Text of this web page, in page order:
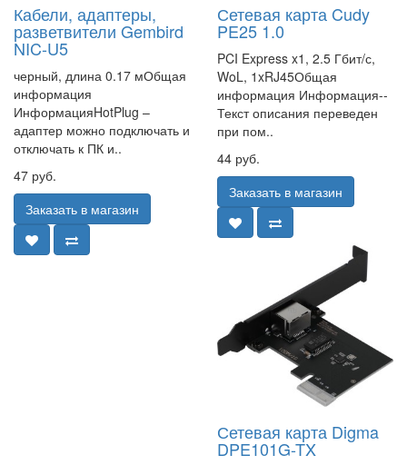
Кабели, адаптеры,
разветвители Gembird
NIC-U5
черный, длина 0.17 мОбщая
информация
ИнформацияHotPlug –
адаптер можно подключать и
отключать к ПК и..
47 руб.
Заказать в магазин
Сетевая карта Cudy
PE25 1.0
PCI Express x1, 2.5 Гбит/с,
WoL, 1xRJ45Общая
информация Информация--
Текст описания переведен
при пом..
44 руб.
Заказать в магазин
Сетевая карта Digma
DPE101G-TX